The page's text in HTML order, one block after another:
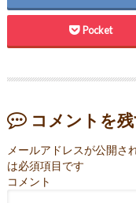
Pocket
コメントを
メールアドレスが公開さ
は必須項目です
コメント